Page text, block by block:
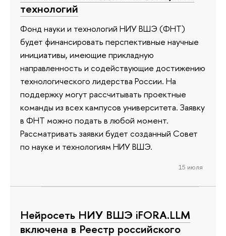
технологий
Фонд науки и технологий НИУ ВШЭ (ФНТ)
будет финансировать перспективные научные
инициативы, имеющие прикладную
направленность и содействующие достижению
технологического лидерства России. На
поддержку могут рассчитывать проектные
команды из всех кампусов университета. Заявку
в ФНТ можно подать в любой момент.
Рассматривать заявки будет созданный Совет
по науке и технологиям НИУ ВШЭ.
15 июля
Нейросеть НИУ ВШЭ iFORA.LLM
включена в Реестр российского